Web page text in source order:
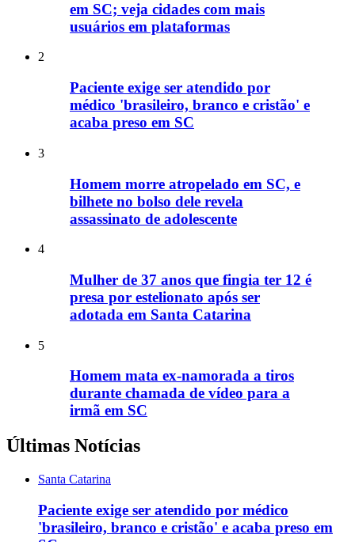
em SC; veja cidades com mais
usuários em plataformas
2
Paciente exige ser atendido por
médico 'brasileiro, branco e cristão' e
acaba preso em SC
3
Homem morre atropelado em SC, e
bilhete no bolso dele revela
assassinato de adolescente
4
Mulher de 37 anos que fingia ter 12 é
presa por estelionato após ser
adotada em Santa Catarina
5
Homem mata ex-namorada a tiros
durante chamada de vídeo para a
irmã em SC
Últimas Notícias
Santa Catarina
Paciente exige ser atendido por médico
'brasileiro, branco e cristão' e acaba preso em